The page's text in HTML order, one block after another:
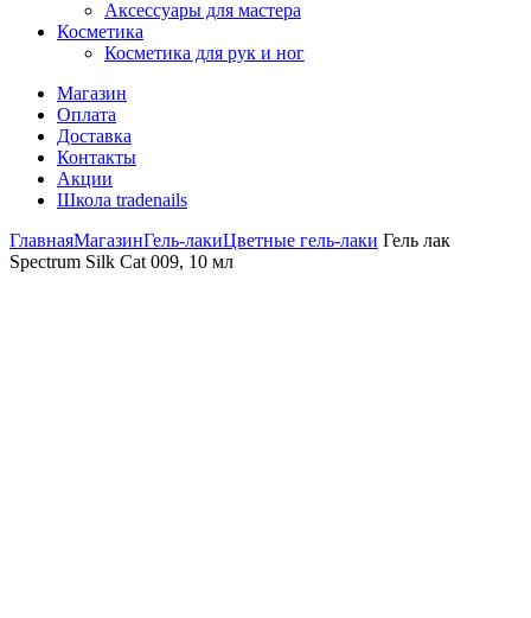
Аксессуары для мастера
Косметика
Косметика для рук и ног
Магазин
Оплата
Доставка
Контакты
Акции
Школа tradenails
ГлавнаяМагазинГель-лакиЦветные гель-лаки Гель лак
Spectrum Silk Cat 009, 10 мл